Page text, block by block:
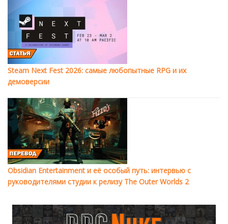
Steam Next Fest 2026: самые любопытные RPG и их
демоверсии
Obsidian Entertainment и её особый путь: интервью с
руководителями студии к релизу The Outer Worlds 2